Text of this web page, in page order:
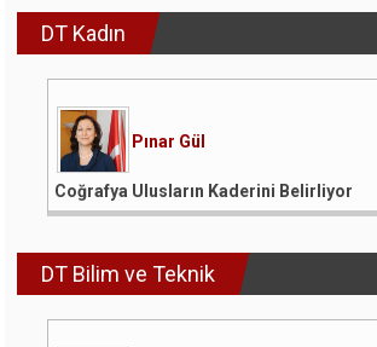
DT Kadın
Pınar Gül
Coğrafya Ulusların Kaderini Belirliyor
DT Bilim ve Teknik